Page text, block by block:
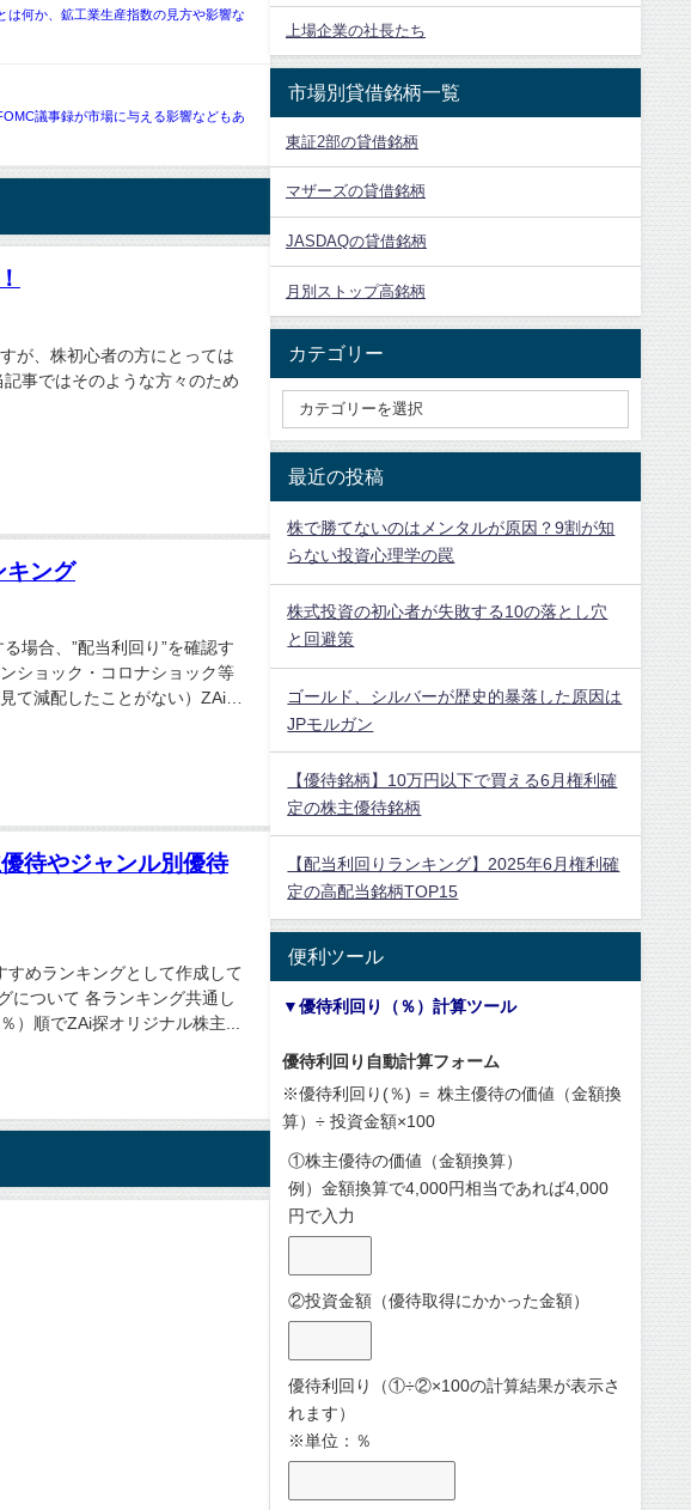
何か、鉱工業生産指数の見方や影響な
議事録が市場に与える影響などもあ
が、株初心者の方にとっては
事ではそのような方々のため
キング
場合、”配当利回り”を確認す
ショック・コロナショック等
て減配したことがない）ZAi探
待やジャンル別優待
めランキングとして作成して
について 各ランキング共通し
）順でZAi探オリジナル株主...
上場企業の社長たち
市場別貸借銘柄一覧
東証2部の貸借銘柄
マザーズの貸借銘柄
JASDAQの貸借銘柄
月別ストップ高銘柄
カテゴリー
最近の投稿
株で勝てないのはメンタルが原因？9割が知
らない投資心理学の罠
株式投資の初心者が失敗する10の落とし穴
と回避策
ゴールド、シルバーが歴史的暴落した原因は
JPモルガン
【優待銘柄】10万円以下で買える6月権利確
定の株主優待銘柄
【配当利回りランキング】2025年6月権利確
定の高配当銘柄TOP15
便利ツール
▼優待利回り（％）計算ツール
優待利回り自動計算フォーム
※優待利回り(％) ＝ 株主優待の価値（金額換
算）÷ 投資金額×100
①株主優待の価値（金額換算）
例）金額換算で4,000円相当であれば4,000
円で入力
②投資金額（優待取得にかかった金額）
優待利回り（①÷②×100の計算結果が表示さ
れます）
※単位：％